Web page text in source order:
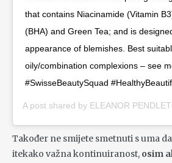
that contains Niacinamide (Vitamin
(BHA) and Green Tea; and is
appearance of blemishes. Best
oily/combination complexions – see
#SwisseBeautySquad
A post shared by ELEANOR
Također ne smijete smetnuti s uma
itekako važna kontinuiranost, osim